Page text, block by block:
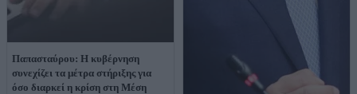
Παπασταύρου: Η κυβέρνηση
συνεχίζει τα μέτρα στήριξης για
όσο διαρκεί η κρίση στη Μέση